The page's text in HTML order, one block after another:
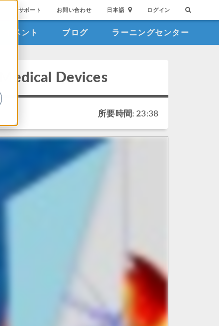
サポート お問い合わせ 日本語 ログイン
イベント ブログ ラーニングセンター
Devices
所要時間: 23:38